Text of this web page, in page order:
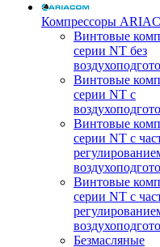
Компрессоры
Винтовые
серии NT без
Винтовые
серии NT c
Винтовые
серии NT с
Винтовые
серии NT с
Безмасляные